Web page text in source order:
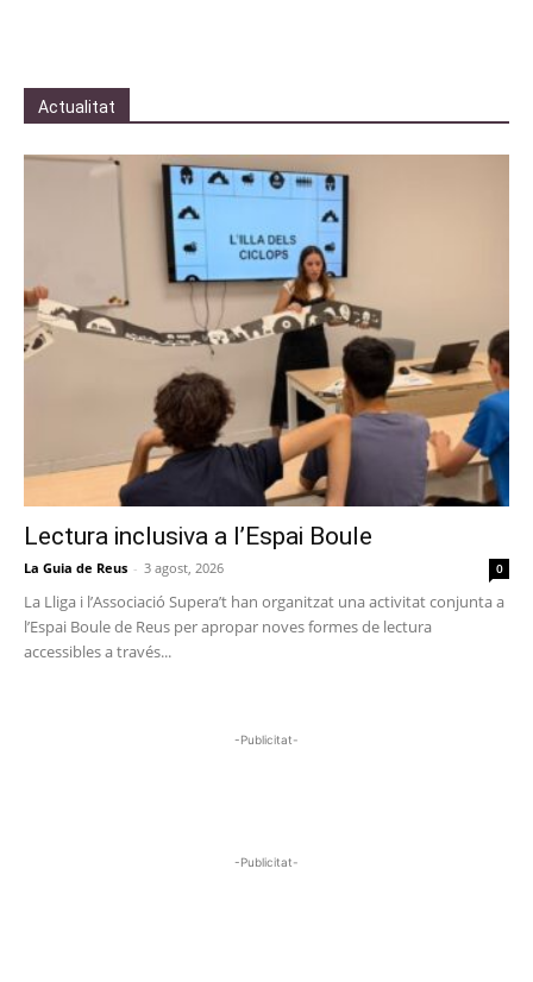
Actualitat
Lectura inclusiva a l’Espai Boule
La Guia de Reus - 3 agost, 2026 0
La Lliga i l’Associació Supera’t han organitzat una activitat conjunta a
l’Espai Boule de Reus per apropar noves formes de lectura
accessibles a través...
-Publicitat-
-Publicitat-